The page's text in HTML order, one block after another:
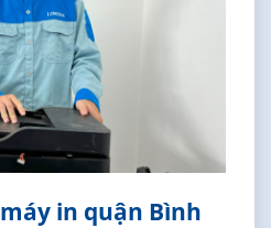
in quận Bình